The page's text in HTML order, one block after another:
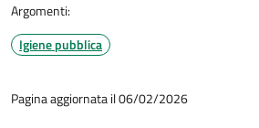
Argomenti:
Igiene pubblica
Pagina aggiornata il 06/02/2026